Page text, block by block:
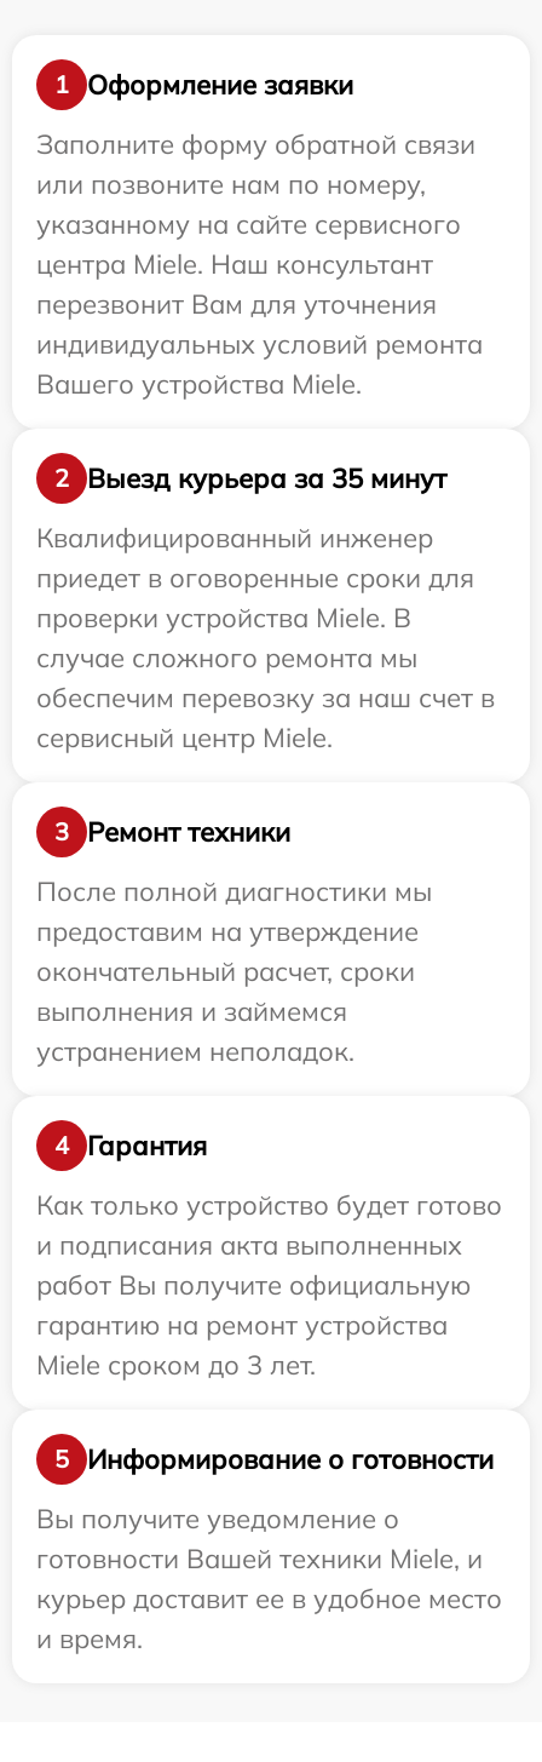
1
Оформление заявки
Заполните форму обратной связи
или позвоните нам по номеру,
указанному на сайте сервисного
центра Miele. Наш консультант
перезвонит Вам для уточнения
индивидуальных условий ремонта
Вашего устройства Miele.
2
Выезд курьера за 35 минут
Квалифицированный инженер
приедет в оговоренные сроки для
проверки устройства Miele. В
случае сложного ремонта мы
обеспечим перевозку за наш счет в
сервисный центр Miele.
3
Ремонт техники
После полной диагностики мы
предоставим на утверждение
окончательный расчет, сроки
выполнения и займемся
устранением неполадок.
4
Гарантия
Как только устройство будет готово
и подписания акта выполненных
работ Вы получите официальную
гарантию на ремонт устройства
Miele сроком до 3 лет.
5
Информирование о готовности
Вы получите уведомление о
готовности Вашей техники Miele, и
курьер доставит ее в удобное место
и время.